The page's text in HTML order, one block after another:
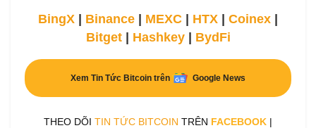
BingX | Binance | MEXC | HTX | Coinex |
Bitget| Hashkey| BydFi
Xem Tin Tức Bitcoin trên Google News
THEO DÕI TIN TỨC BITCOIN TRÊN FACEBOOK |